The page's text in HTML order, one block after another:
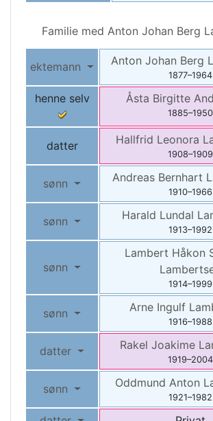
Familie med Anton Johan Berg
ektemann Anton Johan Berg
1877–1964
henne selv Åsta Birgitte
1885–1950
datter Hallfrid Leonora
1908–1909
sønn Andreas Bernhart
1910–1966
sønn Harald Lundal
1913–1992
sønn
Lambert Håkon
1914–1999
sønn Arne Ingulf
1916–1988
datter Rakel Joakime
1919–2004
sønn Oddmund Anton
1921–1982